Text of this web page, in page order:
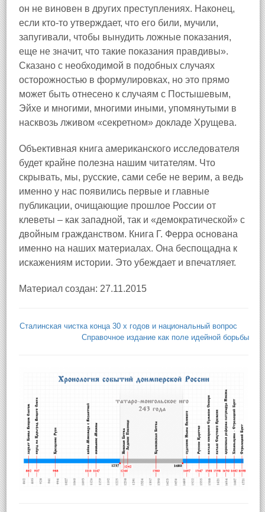
он не виновен в других преступлениях. Наконец,
если кто‑то утверждает, что его били, мучили,
запугивали, чтобы вынудить ложные показания,
еще не значит, что такие показания правдивы».
Сказано с необходимой в подобных случаях
осторожностью в формулировках, но это прямо
может быть отнесено к случаям с Постышевым,
Эйхе и многими, многими иными, упомянутыми в
насквозь лживом «секретном» докладе Хрущева.
Объективная книга американского исследователя
будет крайне полезна нашим читателям. Что
скрывать, мы, русские, сами себе не верим, а ведь
именно у нас появились первые и главные
публикации, очищающие прошлое России от
клеветы – как западной, так и «демократической» с
двойным гражданством. Книга Г. Ферра основана
именно на наших материалах. Она беспощадна к
искажениям истории. Это убеждает и впечатляет.
Материал создан: 27.11.2015
Сталинская чистка конца 30 х годов и национальный вопрос
Справочное издание как поле идейной борьбы